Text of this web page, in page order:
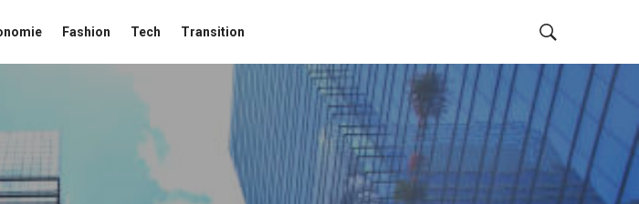
Fashion Tech Transition